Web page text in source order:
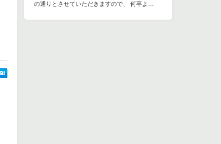
の通りとさせていただきますので、 何卒よ…